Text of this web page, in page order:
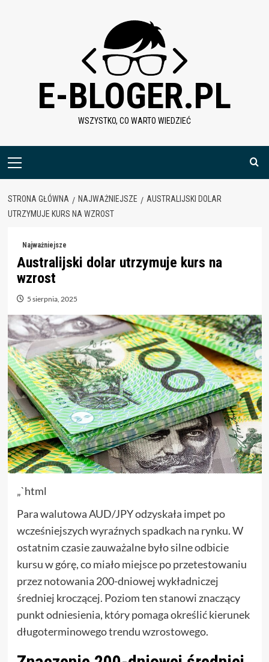
E-BLOGER.PL
WSZYSTKO, CO WARTO WIEDZIEĆ
Menu
STRONA GŁÓWNA NAJWAŻNIEJSZE
AUSTRALIJSKI DOLAR
UTRZYMUJE KURS NA WZROST
Najważniejsze
Australijski dolar utrzymuje kurs na
wzrost
5 sierpnia, 2025
„`html
Para walutowa AUD/JPY odzyskała impet po
wcześniejszych wyraźnych spadkach na rynku. W
ostatnim czasie zauważalne było silne odbicie
kursu w górę, co miało miejsce po przetestowaniu
przez notowania 200-dniowej wykładniczej
średniej kroczącej. Poziom ten stanowi znaczący
punkt odniesienia, który pomaga określić kierunek
długoterminowego trendu wzrostowego.